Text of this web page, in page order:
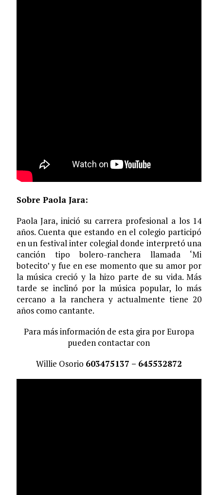
Sobre Paola Jara:
Paola Jara, inició su carrera profesional a los 14
años. Cuenta que estando en el colegio participó
en un festival inter colegial donde interpretó una
canción tipo bolero-ranchera llamada ‘Mi
botecito’ y fue en ese momento que su amor por
la música creció y la hizo parte de su vida. Más
tarde se inclinó por la música popular, lo más
cercano a la ranchera y actualmente tiene 20
años como cantante.
Para más información de esta gira por Europa
pueden contactar con
Willie Osorio 603475137 – 645532872